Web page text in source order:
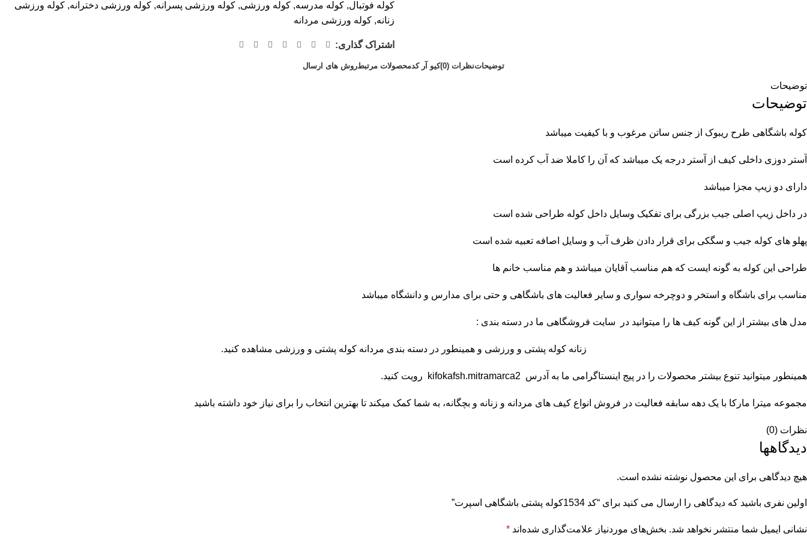
کوله فوتبال, کوله مدرسه, کوله ورزشی, کوله ورزشی پسرانه, کوله ورزشی دخترانه, کوله ورزشی
زنانه, کوله ورزشی مردانه
اشتراک گذاری:
توضیحاتنظرات (0) کیو آر کدمحصولات مرتبطروش های ارسال
توضیحات
توضیحات
کوله باشگاهی طرح ریبوک از جنس ساتن مرغوب و با کیفیت میباشد
آستر دوزی داخلی کیف از آستر درجه یک میباشد که آن را کاملا ضد آب کرده است
دارای دو زیپ مجزا میباشد
در داخل زیپ اصلی جیب بزرگی برای تفکیک وسایل داخل کوله طراحی شده است
پهلو های کوله جیب و سگکی برای قرار دادن ظرف آب و وسایل اصافه تعبیه شده است
طراحی این کوله به گونه ایست که هم مناسب آقایان میباشد و هم مناسب خانم ها
مناسب برای باشگاه و استخر و دوچرخه سواری و سایر فعالیت های باشگاهی و حتی برای مدارس و دانشگاه میباشد
مدل های بیشتر از این گونه کیف ها را میتوانید در سایت فروشگاهی ما در دسته بندی :
زنانهکوله پشتی و ورزشی و همینطور در دسته بندی مردانهکوله پشتی و ورزشی مشاهده کنید.
همینطور میتوانید تنوع بیشتر محصولات را در پیج اینستاگرامی ما به آدرس kifokafsh.mitramarca2 رویت کنید.
مجموعه میترا مارکا با یک دهه سابقه فعالیت در فروش انواع کیف های مردانه و زنانه و بچگانه، به شما کمک میکند تا بهترین انتخاب را برای نیاز خود داشته باشید
نظرات (0)
دیدگاهها
هیچ دیدگاهی برای این محصول نوشته نشده است.
اولین نفری باشید که دیدگاهی را ارسال می کنید برای “کد 1534کوله پشتی باشگاهی اسپرت”
نشانی ایمیل شما منتشر نخواهد شد. بخش‌های موردنیاز علامت‌گذاری شده‌اند *